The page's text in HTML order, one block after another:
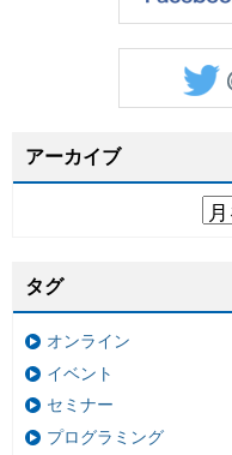
アーカイブ
タグ
オンライン
イベント
セミナー
プログラミング